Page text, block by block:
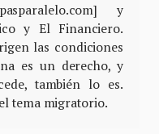
y
y El Financiero.
las condiciones
es un derecho, y
también lo es.
tema migratorio.